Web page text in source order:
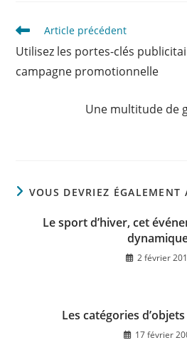
Article précédent
Utilisez les portes-clés
campagne promotionnelle
Une multitude de
VOUS DEVRIEZ ÉGALEMENT
Le sport d’hiver, cet
2 février
Les catégories
17 février